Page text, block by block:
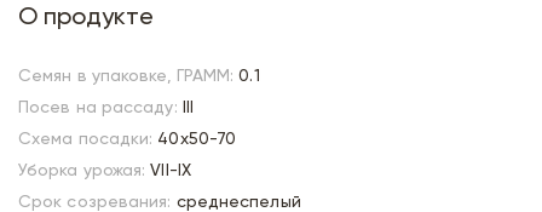
О продукте
Семян в упаковке, ГРАММ: 0.1
Посев на рассаду:
Схема посадки: 40х50-70
Уборка урожая: VII-IX
Срок созревания: среднеспелый